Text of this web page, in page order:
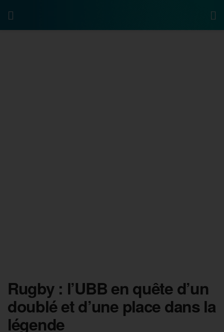
Rugby : l’UBB en quête d’un
doublé et d’une place dans la
légende